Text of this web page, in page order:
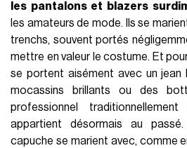
les pantalons et blazers
les amateurs de mode. Ils se
trenchs, souvent portés
mettre en valeur le costume. Et
se portent aisément avec un jean
mocassins brillants ou des
professionnel
appartient désormais au
capuche se marient avec, comme